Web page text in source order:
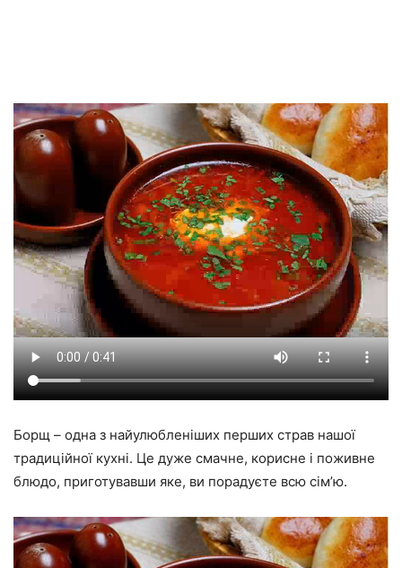
Борщ – одна з найулюбленіших перших страв нашої
традиційної кухні. Це дуже смачне, корисне і поживне
блюдо, приготувавши яке, ви порадуєте всю сім’ю.